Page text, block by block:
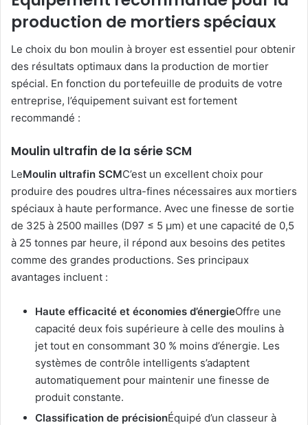
production de mortiers spéciaux
Le choix du bon moulin à broyer est essentiel pour obtenir
des résultats optimaux dans la production de mortier
spécial. En fonction du portefeuille de produits de votre
entreprise, l’équipement suivant est fortement
recommandé :
Moulin ultrafin de la série SCM
LeMoulin ultrafin SCMC’est un excellent choix pour
produire des poudres ultra-fines nécessaires aux mortiers
spéciaux à haute performance. Avec une finesse de sortie
de 325 à 2500 mailles (D97 ≤ 5 μm) et une capacité de 0,5
à 25 tonnes par heure, il répond aux besoins des petites
comme des grandes productions. Ses principaux
avantages incluent :
Haute efficacité et économies d’énergieOffre une
capacité deux fois supérieure à celle des moulins à
jet tout en consommant 30 % moins d’énergie. Les
systèmes de contrôle intelligents s’adaptent
automatiquement pour maintenir une finesse de
produit constante.
Classification de précisionÉquipé d’un classeur à